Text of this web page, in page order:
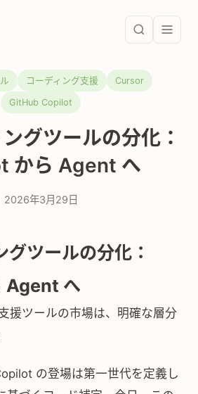
コーディング支援 Cursor
GitHub Copilot
グツールの分化：
から Agent へ
2026年3月29日
グツールの分化：
Agent へ
援ツールの市場は、明確な層分
の登場は第一世代を定義し